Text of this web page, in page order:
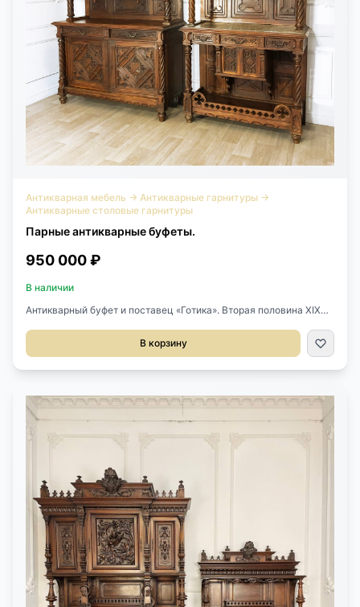
Антикварная мебель → Антикварные гарнитуры →
Антикварные столовые гарнитуры
Парные антикварные буфеты.
950 000 ₽
В наличии
Антикварный буфет и поставец «Готика». Вторая половина XIX
резьба ручной работы с орнаментами, характерными для
готического стиля. Поставец оснащен столешницей
В корзину